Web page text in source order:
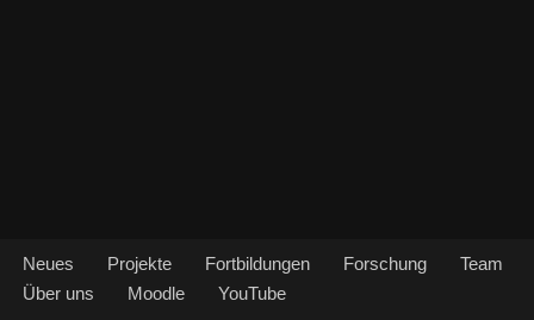
Neues Projekte Fortbildungen Forschung
Team
Über uns
Moodle YouTube